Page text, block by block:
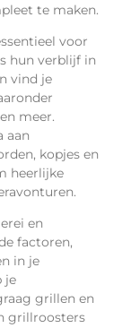
te maken.
voor
hun verblijf in
vind je
meer.
aan
kopjes en
heerlijke
en
factoren,
in je
je
grillen en
grillroosters